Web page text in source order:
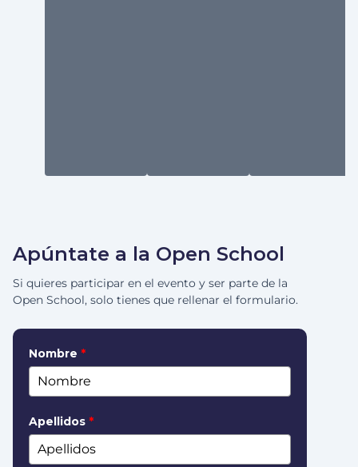
Apúntate a la Open School
Si quieres participar en el evento y ser parte de la
Open School, solo tienes que rellenar el formulario.
Nombre *
Apellidos *